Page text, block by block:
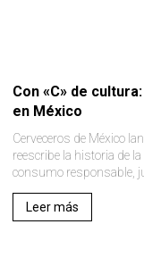
Con «C» de
en México
Cerveceros de México
reescribe la historia de
consumo responsable,
Leer más